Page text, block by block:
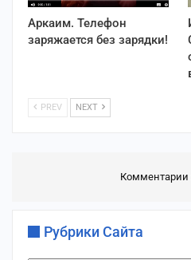
Аркаим. Телефон
заряжается без зарядки!
PREV NEXT
Комментарии
Рубрики Сайта